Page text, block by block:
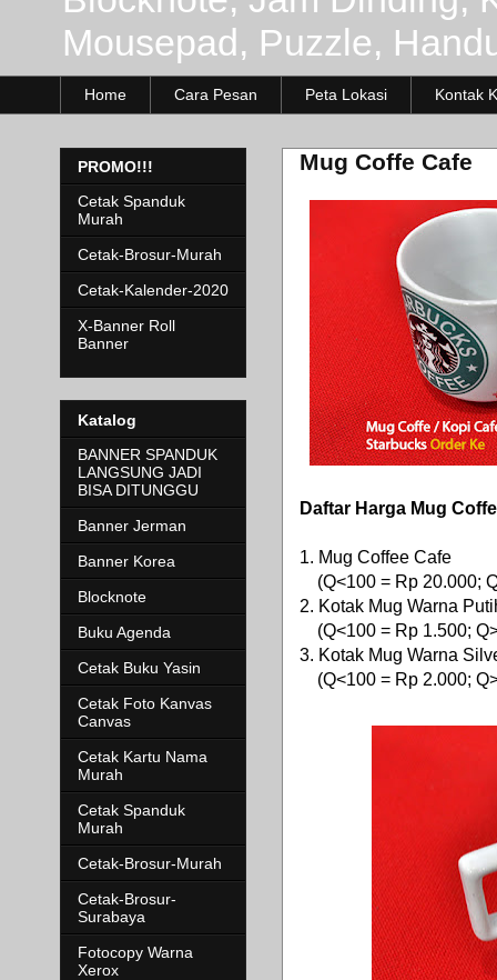
Mousepad, Puzzle,
Home Cara Pesan Peta Lokasi Kontak
Mug Coffe Cafe
Daftar Harga Mug
1. Mug Coffee Cafe
(Q<100 = Rp 20.000;
2. Kotak Mug Warna
(Q<100 = Rp 1.500;
3. Kotak Mug Warna
(Q<100 = Rp 2.000;
PROMO!!!
Cetak Spanduk
Murah
Cetak-Brosur-Murah
Cetak-Kalender-2020
X-Banner Roll
Banner
Katalog
BANNER SPANDUK
LANGSUNG JADI
BISA DITUNGGU
Banner Jerman
Banner Korea
Blocknote
Buku Agenda
Cetak Buku Yasin
Cetak Foto Kanvas
Canvas
Cetak Kartu Nama
Murah
Cetak Spanduk
Murah
Cetak-Brosur-Murah
Cetak-Brosur-
Surabaya
Fotocopy Warna
Xerox